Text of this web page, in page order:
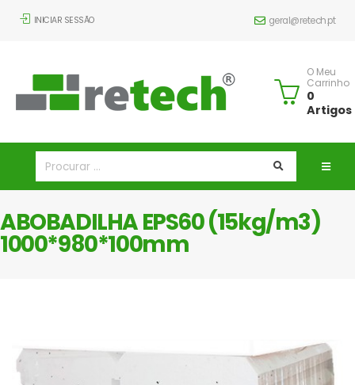
INICIAR SESSÃO geral@retech.pt
O Meu
Carrinho
0
Artigos
ABOBADILHA EPS60 (15kg/m3)
1000*980*100mm